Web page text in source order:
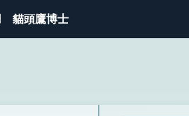
貓頭鷹博士